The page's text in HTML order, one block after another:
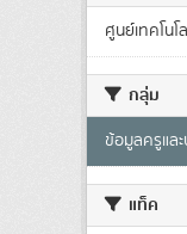
ศูนย์เทคโน
กลุ่ม
ข้อมูลครูแล
แท็ค